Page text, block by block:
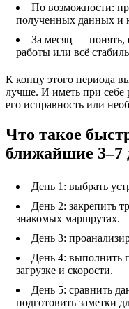
По возможности:
полученных данных и
За месяц — понять,
работы или всё
К концу этого периода
лучше. И иметь при
его исправность или
Что такое
ближайшие 3–7
День 1: выбрать
День 2: закрепить
знакомых маршрутах.
День 3:
День 4: выполнить
загрузке и скорости.
День 5: сравнить
подготовить заметки